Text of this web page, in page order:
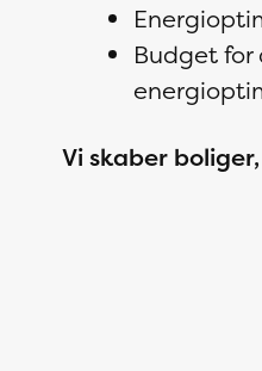
Budget
Vi skaber